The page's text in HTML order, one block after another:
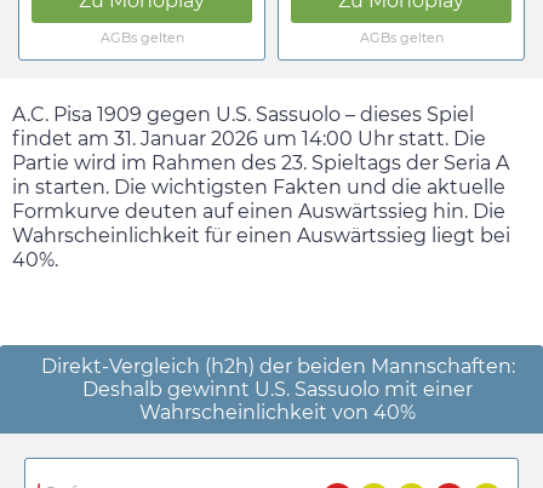
AGBs gelten AGBs gelten
A.C. Pisa 1909 gegen U.S. Sassuolo – dieses Spiel
findet am 31. Januar 2026 um 14:00 Uhr statt. Die
Partie wird im Rahmen des 23. Spieltags der Seria A
in starten. Die wichtigsten Fakten und die aktuelle
Formkurve deuten auf einen Auswärtssieg hin. Die
Wahrscheinlichkeit für einen Auswärtssieg liegt bei
40%.
Direkt-Vergleich (h2h) der beiden Mannschaften:
Deshalb gewinnt U.S. Sassuolo mit einer
Wahrscheinlichkeit von 40%